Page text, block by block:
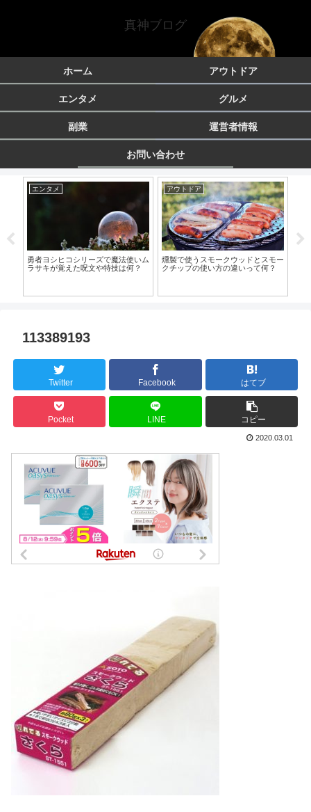
真神ブログ
ホーム アウトドア
エンタメ グルメ
副業 運営者情報
お問い合わせ
エンタメ
勇者ヨシヒコシリーズで魔法使いム
ラサキが覚えた呪文や特技は何？
アウトドア
燻製で使うスモークウッドとスモー
クチップの使い方の違いって何？
113389193
Twitter Facebook はてブ
Pocket LINE コピー
2020.03.01